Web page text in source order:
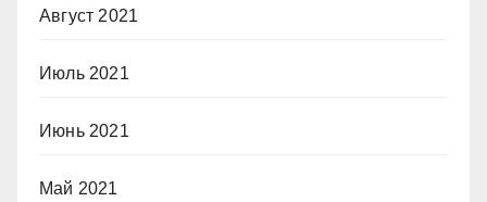
Август 2021
Июль 2021
Июнь 2021
Май 2021